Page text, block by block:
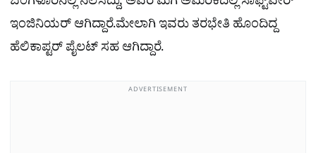
ಇಂಜಿನಿಯರ್ ಆಗಿದ್ದಾರೆ.ಮೇಲಾಗಿ ಇವರು ತರಭೇತಿ ಹೊಂದಿದ್ದ
ಹೆಲಿಕಾಪ್ಟರ್ ಪೈಲಟ್ ಸಹ ಆಗಿದ್ದಾರೆ.
ADVERTISEMENT